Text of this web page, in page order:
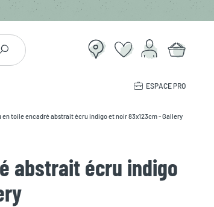
ESPACE PRO
en toile encadré abstrait écru indigo et noir 83x123cm - Gallery
abstrait écru indigo